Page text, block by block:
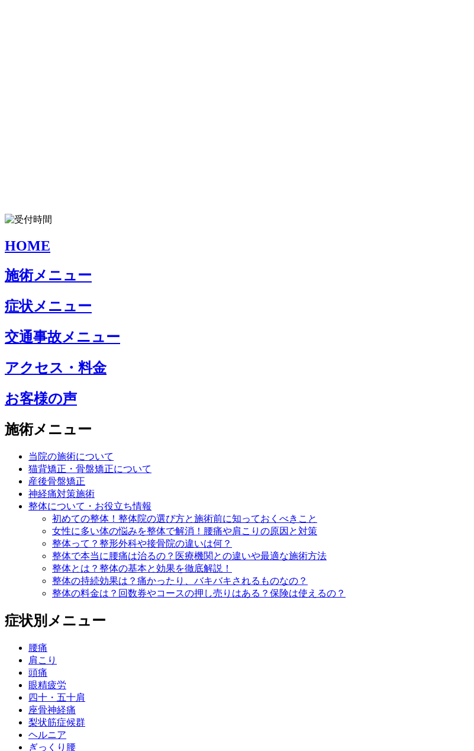
HOME
施術メニュー
症状メニュー
交通事故メニュー
アクセス・料金
お客様の声
施術メニュー
当院の施術について
猫背矯正・骨盤矯正について
産後骨盤矯正
神経痛対策施術
整体について・お役立ち情報
初めての整体！整体院の選び方と施術前に知っておくべきこと
女性に多い体の悩みを整体で解消！腰痛や肩こりの原因と対策
整体って？整形外科や接骨院の違いは何？
整体で本当に腰痛は治るの？医療機関との違いや最適な施術方法
整体とは？整体の基本と効果を徹底解説！
整体の持続効果は？痛かったり、バキバキされるものなの？
整体の料金は？回数券やコースの押し売りはある？保険は使えるの？
症状別メニュー
腰痛
肩こり
頭痛
眼精疲労
四十・五十肩
座骨神経痛
梨状筋症候群
ヘルニア
ぎっくり腰